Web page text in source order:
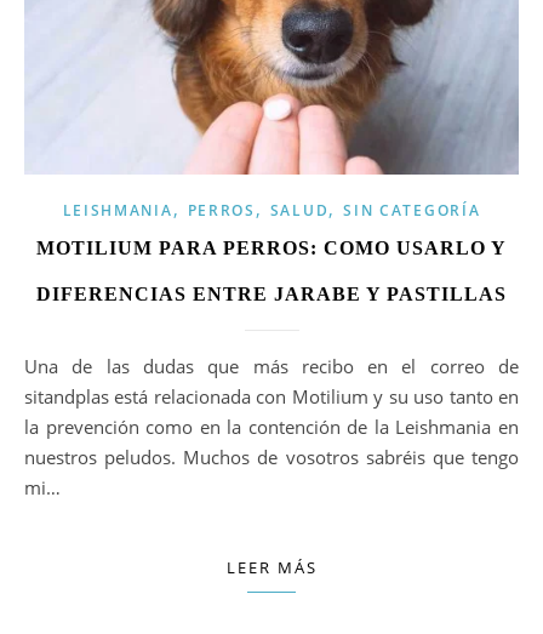
LEISHMANIA, PERROS , SALUD,SIN CATEGORÍA
MOTILIUM PARA PERROS: COMO USARLO Y
DIFERENCIAS ENTRE JARABE Y PASTILLAS
Una de las dudas que más recibo en el correo de
sitandplas está relacionada con Motilium y su uso tanto en
la prevención como en la contención de la Leishmania en
nuestros peludos. Muchos de vosotros sabréis que tengo
mi…
LEER MÁS